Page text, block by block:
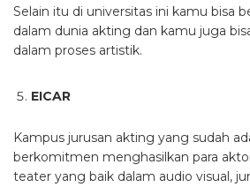
Selain itu di universitas ini kamu bisa
dalam dunia akting dan kamu juga
dalam proses artistik.
EICAR
Kampus jurusan akting yang sudah
berkomitmen menghasilkan para
teater yang baik dalam audio visual,